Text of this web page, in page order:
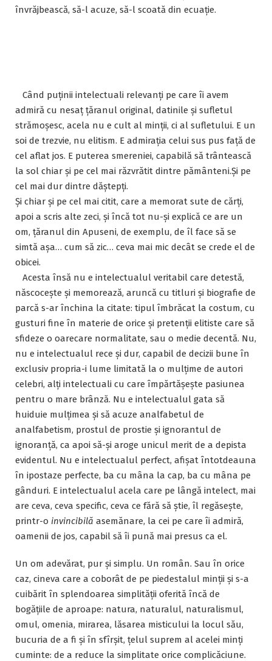
învrăjbească, să-l acuze, să-l scoată din ecuație.
Când puținii intelectuali relevanți pe care îi avem
admiră cu nesaț țăranul original, datinile și sufletul
strămoșesc, acela nu e cult al minții, ci al sufletului. E un
soi de trezvie, nu elitism. E admirația celui sus pus față de
cel aflat jos. E puterea smereniei, capabilă să trântească
la sol chiar și pe cel mai răzvrătit dintre pământeni.Și pe
cel mai dur dintre dăștepți.
Și chiar și pe cel mai citit, care a memorat sute de cărți,
apoi a scris alte zeci, și încă tot nu-și explică ce are un
om, țăranul din Apuseni, de exemplu, de îl face să se
simtă așa… cum să zic… ceva mai mic decât se crede el de
obicei.
Acesta însă nu e intelectualul veritabil care detestă,
născocește și memorează, aruncă cu titluri și biografie de
parcă s-ar închina la citate: tipul îmbrăcat la costum, cu
gusturi fine în materie de orice și pretenții elitiste care să
sfideze o oarecare normalitate, sau o medie decentă. Nu,
nu e intelectualul rece și dur, capabil de decizii bune în
exclusiv propria-i lume limitată la o mulțime de autori
celebri, alți intelectuali cu care împărtășește pasiunea
pentru o mare brânză. Nu e intelectualul gata să
huiduie mulțimea și să acuze analfabetul de
analfabetism, prostul de prostie și ignorantul de
ignoranță, ca apoi să-și aroge unicul merit de a depista
evidentul. Nu e intelectualul perfect, afișat întotdeauna
în ipostaze perfecte, ba cu mâna la cap, ba cu mâna pe
gânduri. E intelectualul acela care pe lângă intelect, mai
are ceva, ceva specific, ceva ce fără să știe, îl regăsește,
printr-o invincibilă asemănare, la cei pe care îi admiră,
oamenii de jos, capabil să îi pună mai presus ca el.
Un om adevărat, pur și simplu. Un român. Sau în orice
caz, cineva care a coborât de pe piedestalul minții și s-a
cuibărit în splendoarea simplității oferită încă de
bogățiile de aproape: natura, naturalul, naturalismul,
omul, omenia, mirarea, lăsarea misticului la locul său,
bucuria de a fi și în sfîrșit, țelul suprem al acelei minți
cuminte: de a reduce la simplitate orice complicăciune.